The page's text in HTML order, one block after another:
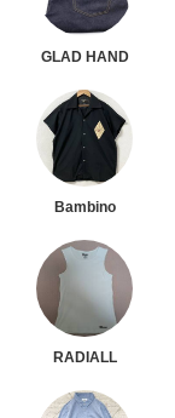
GLAD HAND
Bambino
RADIALL